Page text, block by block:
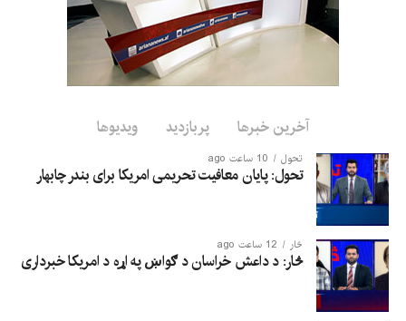
مشترک با تهدیدهای تروریستی فرامرزی حمایت می‌کند.
این اظهارات در حالی مطرح می‌شود که امارت اسلامی حضور
گروه‌های تروریستی در افغانستان را رد کرده و تأکید کرده است که
آخرین خبرها پربازدید ویدیوها
تحول 10 ساعت ago
تحول: پایان معافیت تحریمی امریکا برای بندر چابهار
څار 12 ساعت ago
څار: د داعش خراسان د ګواښ په اړه د امریکا خبرداری